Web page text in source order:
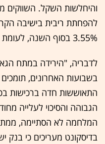
להפחתת ריבית בישיבה
3.55% בסוף השנה, לעומת 3.45%, לפני כשבוע".
לדבריה, "הירידה במתח
בשבועות האחרונים,
התאוששות חדה ברכישות
הגבוהה והסיכוי לעלייה
המלחמה לא הסתיימה,
בדיסקונט מעריכים כי בנק